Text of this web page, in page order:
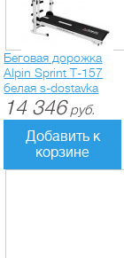
Беговая дорожка
Alpin Sprint T-157
белая s-dostavka
14 346 руб.
Добавить к
корзине